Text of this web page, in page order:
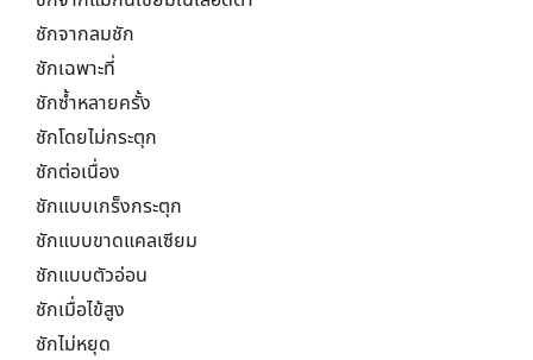
ชักจากลมชัก
ชักเฉพาะที่
ชักซ้ำหลายครั้ง
ชักโดยไม่กระตุก
ชักต่อเนื่อง
ชักแบบเกร็งกระตุก
ชักแบบขาดแคลเซียม
ชักแบบตัวอ่อน
ชักเมื่อไข้สูง
ชักไม่หยุด